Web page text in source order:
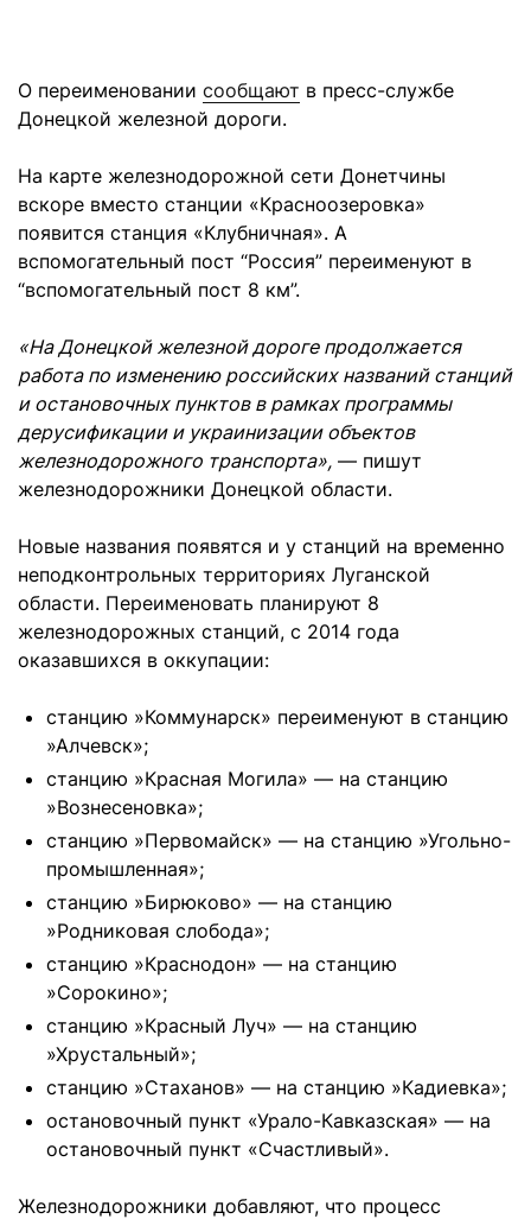
О переименовании сообщают в пресс-службе
Донецкой железной дороги.
На карте железнодорожной сети Донетчины
вскоре вместо станции «Красноозеровка»
появится станция «Клубничная». А
вспомогательный пост “Россия” переименуют в
“вспомогательный пост 8 км”.
«На Донецкой железной дороге продолжается
работа по изменению российских названий станций
и остановочных пунктов в рамках программы
дерусификации и украинизации объектов
железнодорожного транспорта», — пишут
железнодорожники Донецкой области.
Новые названия появятся и у станций на временно
неподконтрольных территориях Луганской
области. Переименовать планируют 8
железнодорожных станций, с 2014 года
оказавшихся в оккупации:
станцию ​​»Коммунарск» переименуют в станцию
​​»Алчевск»;
станцию ​​»Красная Могила» — на станцию ​​
»Вознесеновка»;
станцию ​​»Первомайск» — на станцию ​​»Угольно-
промышленная»;
станцию ​​»Бирюково» — на станцию ​​
»Родниковая слобода»;
станцию ​​»Краснодон» — на станцию ​​
»Сорокино»;
станцию ​​»Красный Луч» — на станцию ​​
»Хрустальный»;
станцию ​​»Стаханов» — на станцию ​​»Кадиевка»;
остановочный пункт «Урало-Кавказская» — на
остановочный пункт «Счастливый».
Железнодорожники добавляют, что процесс